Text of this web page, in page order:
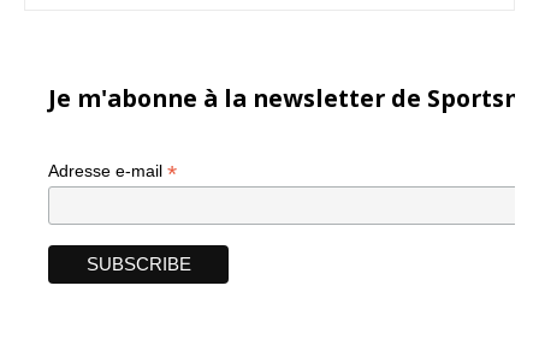
Je m'abonne à la newsletter de
Adresse e-mail *